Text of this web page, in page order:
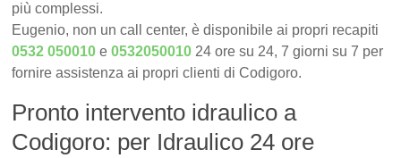
più complessi.
Eugenio, non un call center, è disponibile ai propri recapiti
0532 050010 e0532050010 24 ore su 24, 7 giorni su 7 per
fornire assistenza ai propri clienti di Codigoro.
Pronto intervento idraulico a
Codigoro: per Idraulico 24 ore